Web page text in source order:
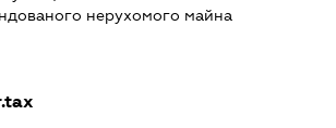
нерухомого майна